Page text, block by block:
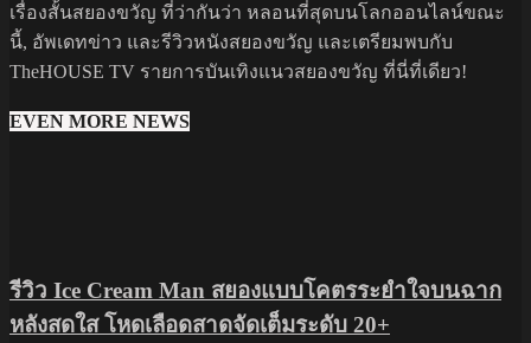
เรื่องสั้นสยองขวัญ ที่ว่ากันว่า หลอนที่สุดบนโลกออนไลน์ขณะ
นี้, อัพเดทข่าว และรีวิวหนังสยองขวัญ และเตรียมพบกับ
TheHOUSE TV รายการบันเทิงแนวสยองขวัญ ที่นี่ที่เดียว!
EVEN MORE NEWS
รีวิว Ice Cream Man สยองแบบโคตรระยำใจบนฉาก
หลังสดใส โหดเลือดสาดจัดเต็มระดับ 20+